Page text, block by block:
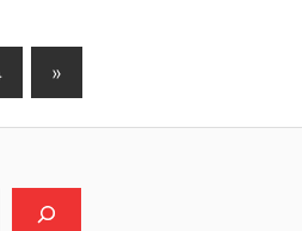
Next
Posts
»